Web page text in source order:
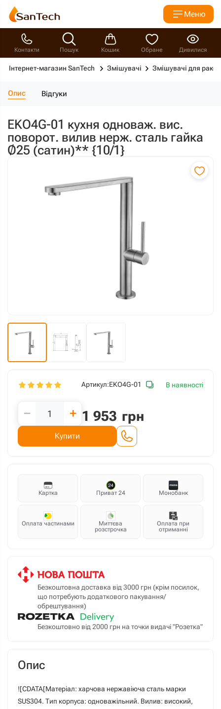
Меню
Контакти Пошук Кошик Обране Дивилися
Інтернет-магазин SanTech Змішувачі Змішувачі для
Опис Відгуки
EKO4G-01 кухня одноваж. вис.
поворот. вилив нерж. сталь гайка
Ø25 (сатин)** {10/1}
Артикул:EKO4G-01 В наявності
− + 1 953 грн
Купити
Картка Приват 24 Монобанк
Оплата частинами
Миттєва
розстрочка
Оплата при
отриманні
Безкоштовна доставка від 3000 грн (крім посилок,
що потребують додаткового пакування/
обрештування)
Безкоштовно від 2000 грн на точки видачі "Розетка"
Опис
![CDATA[Матеріал: харчова нержавіюча сталь марки
SUS304. Тип корпуса: одноважільний. Вилив: високий,